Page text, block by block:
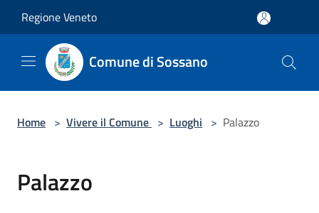
Regione Veneto
Comune di Sossano
Home > Vivere il Comune > Luoghi > Palazzo
Palazzo